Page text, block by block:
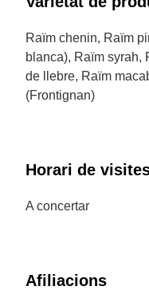
Raïm chenin, Raïm
blanca), Raïm syrah,
de llebre, Raïm
(Frontignan)
Horari de
A concertar
Afiliacions